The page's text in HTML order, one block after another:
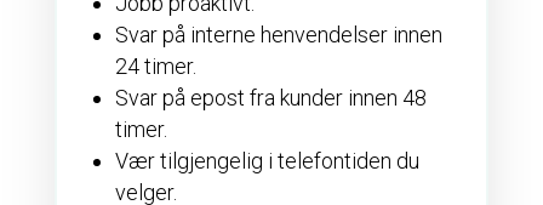
Svar på interne henvendelser innen
24 timer.
Svar på epost fra kunder innen 48
timer.
Vær tilgjengelig i telefontiden du
velger.